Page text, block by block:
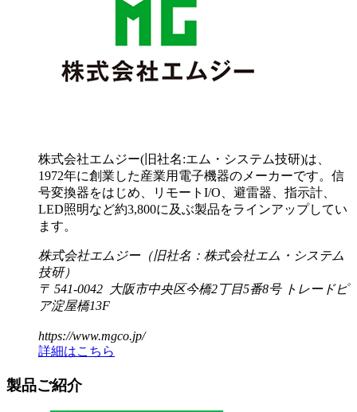
株式会社エムジー(旧社名:エム・システム技研)は、
1972年に創業した産業用電子機器のメーカーです。信
号変換器をはじめ、リモートI/O、避雷器、指示計、
LED照明など約3,800に及ぶ製品をラインアップしてい
ます。
株式会社エムジー（旧社名：株式会社エム・システム
技研）
〒 541-0042 大阪市中央区今橋2丁目5番8号 トレードピ
ア淀屋橋13F
https://www.mgco.jp/
詳細はこちら
製品ご紹介